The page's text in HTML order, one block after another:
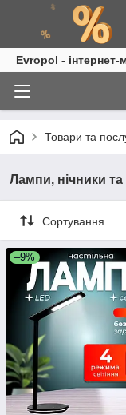
Evropol - інтернет-
Товари та
Лампи, нічники та
Сортування
–9%